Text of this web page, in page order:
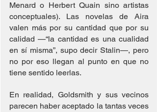
Menard o Herbert Quain sino artistas
conceptuales). Las novelas de Aira
valen más por su cantidad que por su
calidad —“la cantidad es una cualidad
en sí misma”, supo decir Stalin—, pero
no por eso llegan al punto en que no
tiene sentido leerlas.
En realidad, Goldsmith y sus vecinos
parecen haber aceptado la tantas veces